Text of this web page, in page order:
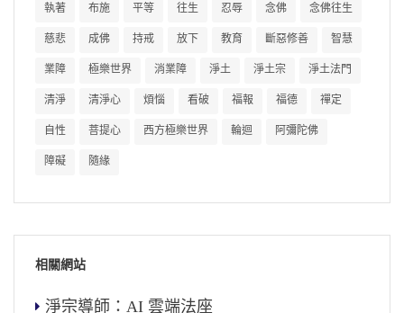
執著 布施 平等 往生 忍辱 念佛 念佛往生
慈悲 成佛 持戒 放下 教育 斷惡修善 智慧
業障 極樂世界 消業障 淨土 淨土宗 淨土法門
清淨 清淨心 煩惱 看破 福報 福德 禪定
自性 菩提心 西方極樂世界 輪迴 阿彌陀佛
障礙 隨緣
相關網站
淨宗導師：AI 雲端法座